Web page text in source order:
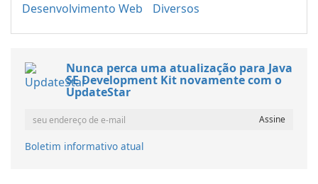
Desenvolvimento Web
Diversos
Nunca perca uma atualização para Java
SE Development Kit novamente com o
UpdateStar
Boletim informativo atual